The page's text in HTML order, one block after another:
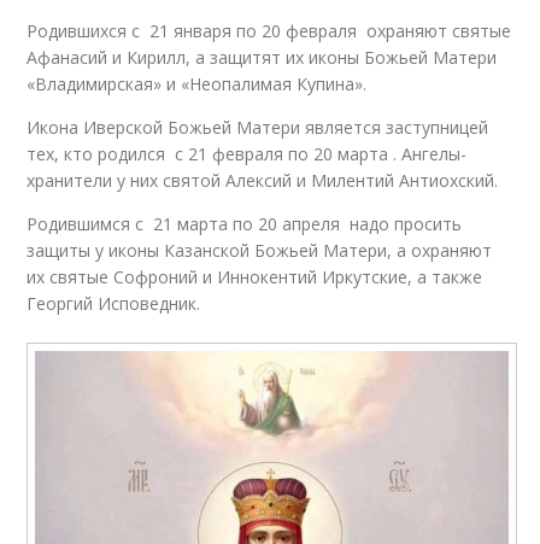
Родившихся с 21 января по 20 февраля охраняют святые
Афанасий и Кирилл, а защитят их иконы Божьей Матери
«Владимирская» и «Неопалимая Купина».
Икона Иверской Божьей Матери является заступницей
тех, кто родился с 21 февраля по 20 марта . Ангелы-
хранители у них святой Алексий и Милентий Антиохский.
Родившимся с 21 марта по 20 апреля надо просить
защиты у иконы Казанской Божьей Матери, а охраняют
их святые Софроний и Иннокентий Иркутские, а также
Георгий Исповедник.